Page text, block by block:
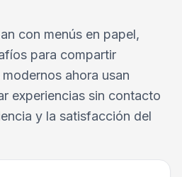
con menús en papel,
para compartir
ahora usan
experiencias sin contacto
y la satisfacción del